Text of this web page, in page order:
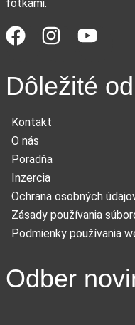
fotkami.
Dôležité
Kontakt
O nás
Poradňa
Inzercia
Ochrana osobných
Zásady používania
Podmienky používania
Odber